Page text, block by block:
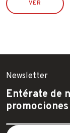
VER
Newsletter
Entérate de